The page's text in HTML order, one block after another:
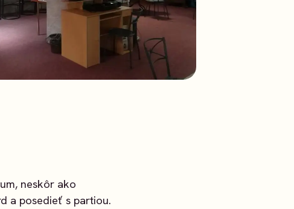
neskôr ako
a posedieť s partiou.